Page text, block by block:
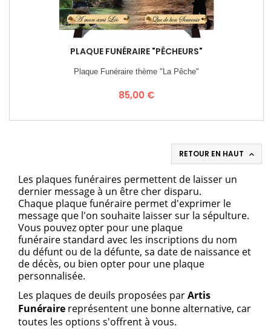
PLAQUE FUNÉRAIRE "PÊCHEURS"
Plaque Funéraire thème "La Pêche"
Prix
85,00 €
RETOUR EN HAUT 
Les plaques funéraires permettent de laisser un
dernier message à un être cher disparu.
Chaque plaque funéraire permet d'exprimer le
message que l'on souhaite laisser sur la sépulture.
Vous pouvez opter pour une plaque
funérairestandard avec les inscriptions du nom
du défunt ou de la défunte, sa date de naissance et
de décès, ou bien opter pour une plaque
personnalisée.
Les plaques de deuils proposées parArtis
Funéraire représentent une bonne alternative, car
toutes les options s'offrent à vous.